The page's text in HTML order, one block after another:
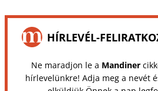
HÍRLEVÉL-
Ne maradjon le a Mandiner
hírlevelünkre! Adja meg a nevét